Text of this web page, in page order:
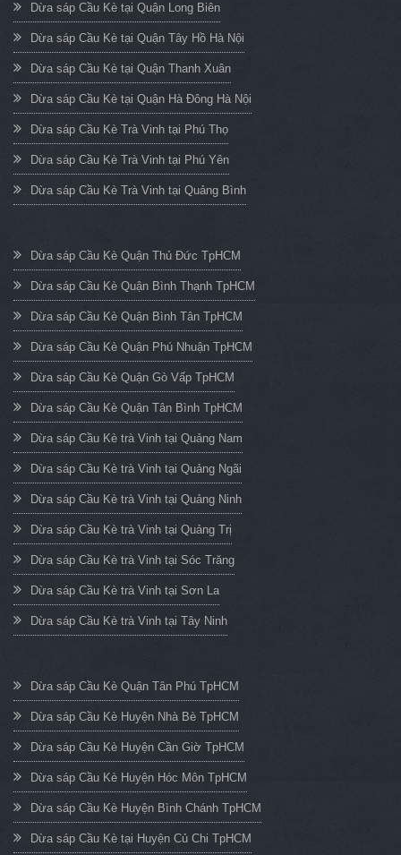
Dừa sáp Cầu Kè tại Quận Long Biên
Dừa sáp Cầu Kè tại Quận Tây Hồ Hà Nội
Dừa sáp Cầu Kè tại Quận Thanh Xuân
Dừa sáp Cầu Kè tại Quận Hà Đông Hà Nội
Dừa sáp Cầu Kè Trà Vinh tại Phú Thọ
Dừa sáp Cầu Kè Trà Vinh tại Phú Yên
Dừa sáp Cầu Kè Trà Vinh tại Quảng Bình
Dừa sáp Cầu Kè Quận Thủ Đức TpHCM
Dừa sáp Cầu Kè Quận Bình Thạnh TpHCM
Dừa sáp Cầu Kè Quận Bình Tân TpHCM
Dừa sáp Cầu Kè Quận Phú Nhuận TpHCM
Dừa sáp Cầu Kè Quận Gò Vấp TpHCM
Dừa sáp Cầu Kè Quận Tân Bình TpHCM
Dừa sáp Cầu Kè trà Vinh tại Quảng Nam
Dừa sáp Cầu Kè trà Vinh tại Quảng Ngãi
Dừa sáp Cầu Kè trà Vinh tại Quảng Ninh
Dừa sáp Cầu Kè trà Vinh tại Quảng Trị
Dừa sáp Cầu Kè trà Vinh tại Sóc Trăng
Dừa sáp Cầu Kè trà Vinh tại Sơn La
Dừa sáp Cầu Kè trà Vinh tại Tây Ninh
Dừa sáp Cầu Kè Quận Tân Phú TpHCM
Dừa sáp Cầu Kè Huyện Nhà Bè TpHCM
Dừa sáp Cầu Kè Huyện Cần Giờ TpHCM
Dừa sáp Cầu Kè Huyện Hóc Môn TpHCM
Dừa sáp Cầu Kè Huyện Bình Chánh TpHCM
Dừa sáp Cầu Kè tại Huyện Củ Chi TpHCM